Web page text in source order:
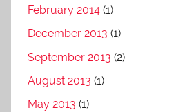
February 2014 (1)
December 2013 (1)
September 2013 (2)
August 2013 (1)
May 2013 (1)